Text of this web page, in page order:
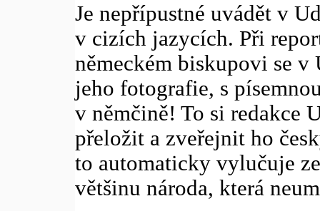
Je nepřípustné uvádět v
v cizích jazycích. Při
německém biskupovi se v
jeho fotografie, s
v němčině! To si redakce
přeložit a zveřejnit ho
to automaticky vylučuje
většinu národa, která